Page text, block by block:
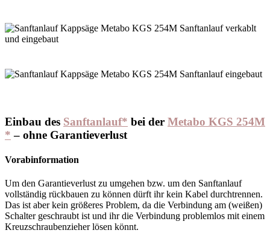
Einbau des Sanftanlauf* bei der Metabo KGS 254M
* – ohne Garantieverlust
Vorabinformation
Um den Garantieverlust zu umgehen bzw. um den Sanftanlauf
vollständig rückbauen zu können dürft ihr kein Kabel durchtrennen.
Das ist aber kein größeres Problem, da die Verbindung am (weißen)
Schalter geschraubt ist und ihr die Verbindung problemlos mit einem
Kreuzschraubenzieher lösen könnt.